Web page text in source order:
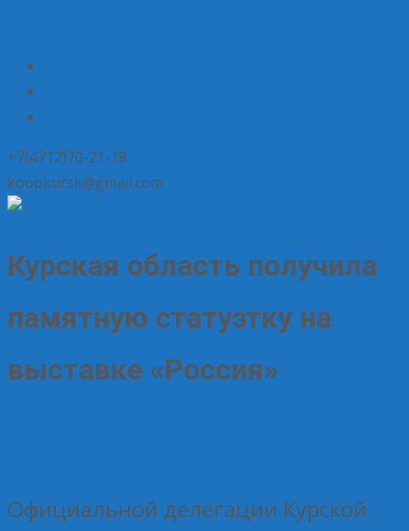
+7(4712)70-21-18
koopkursk@gmail.com
Курская область получила
памятную статуэтку на
выставке «Россия»
Официальной делегации Курской